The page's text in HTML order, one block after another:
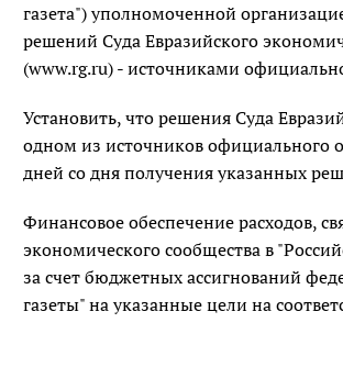
газета") уполномоченной
решений Суда Евразийского
(www.rg.ru) - источниками
Установить, что решения Суда
одном из источников официального
дней со дня получения указанных
Финансовое обеспечение расходов,
экономического сообщества в
за счет бюджетных ассигнований
газеты" на указанные цели на